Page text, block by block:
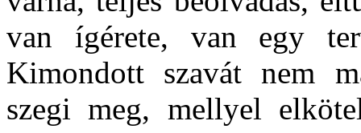
van ígérete, van egy
Kimondott szavát nem
szegi meg, mellyel